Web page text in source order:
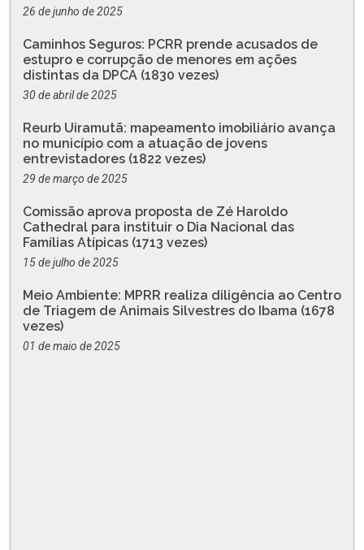
26 de junho de 2025
Caminhos Seguros: PCRR prende acusados de
estupro e corrupção de menores em ações
distintas da DPCA (1830 vezes)
30 de abril de 2025
Reurb Uiramutã: mapeamento imobiliário avança
no município com a atuação de jovens
entrevistadores (1822 vezes)
29 de março de 2025
Comissão aprova proposta de Zé Haroldo
Cathedral para instituir o Dia Nacional das
Famílias Atípicas (1713 vezes)
15 de julho de 2025
Meio Ambiente: MPRR realiza diligência ao Centro
de Triagem de Animais Silvestres do Ibama (1678
vezes)
01 de maio de 2025